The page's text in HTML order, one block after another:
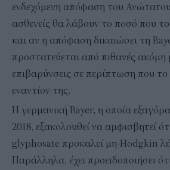
ενδεχόμενη απόφαση του
ασθενείς θα λάβουν το ποσό που
και αν η απόφαση δικαιώσει τη
προστατεύεται από πιθανές ακόμη
επιβαρύνσεις σε περίπτωση που το
εναντίον της.
Η γερμανική Bayer, η οποία
2018, εξακολουθεί να αμφισβητεί
glyphosate προκαλεί μη-Hodgkin
Παράλληλα, έχει προειδοποιήσει